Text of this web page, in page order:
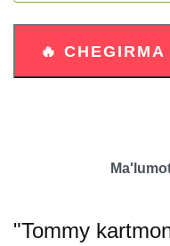
"Tommy